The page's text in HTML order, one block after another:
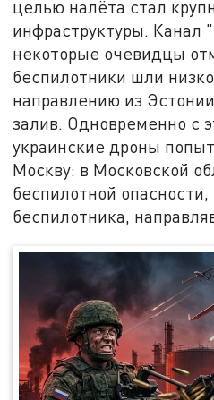
целью налёта стал
инфраструктуры. Канал
некоторые очевидцы
беспилотники шли
направлению из
залив. Одновременно с
украинские дроны
Москву: в Московской
беспилотной
беспилотника,